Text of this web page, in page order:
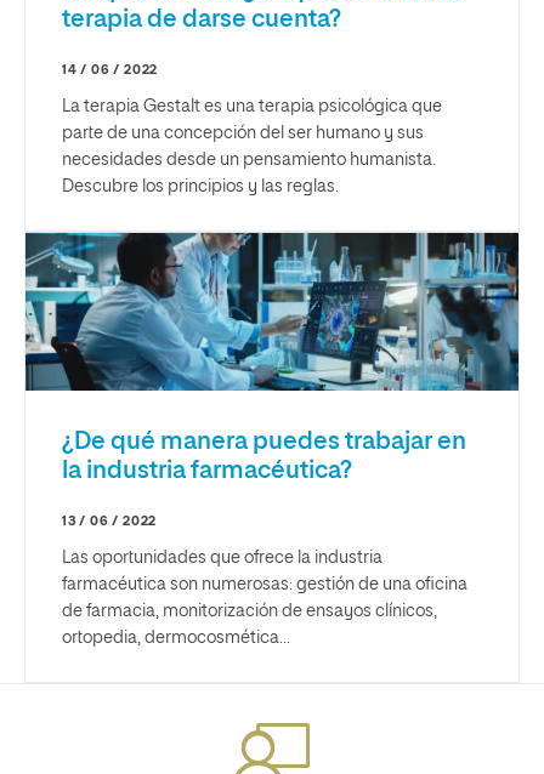
terapia de darse cuenta?
14 / 06 / 2022
La terapia Gestalt es una terapia psicológica que
parte de una concepción del ser humano y sus
necesidades desde un pensamiento humanista.
Descubre los principios y las reglas.
¿De qué manera puedes trabajar en
la industria farmacéutica?
13 / 06 / 2022
Las oportunidades que ofrece la industria
farmacéutica son numerosas: gestión de una oficina
de farmacia, monitorización de ensayos clínicos,
ortopedia, dermocosmética…